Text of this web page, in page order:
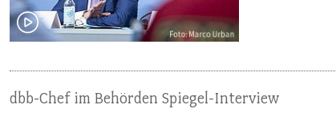
dbb-Chef im Behörden Spiegel-Interview